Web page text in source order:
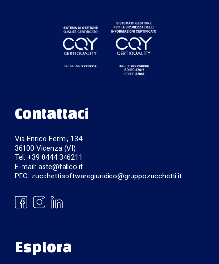
Contattaci
Via Enrico Fermi, 134
36100 Vicenza (VI)
Tel. +39 0444 346211
E-mail: aste@fallco.it
PEC: zucchettisoftwaregiuridico@gruppozucchetti.it
Esplora